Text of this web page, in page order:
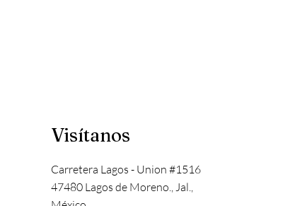
Visítanos
Carretera Lagos - Union #1516
47480 Lagos de Moreno., Jal.,